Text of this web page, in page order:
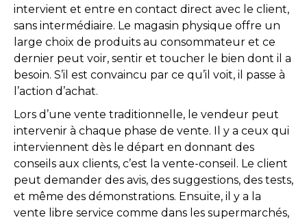
intervient et entre en contact direct avec le client,
sans intermédiaire. Le magasin physique offre un
large choix de produits au consommateur et ce
dernier peut voir, sentir et toucher le bien dont il a
besoin. S’il est convaincu par ce qu’il voit, il passe à
l’action d’achat.
Lors d’une vente traditionnelle, le vendeur peut
intervenir à chaque phase de vente. Il y a ceux qui
interviennent dès le départ en donnant des
conseils aux clients, c’est la vente-conseil. Le client
peut demander des avis, des suggestions, des tests,
et même des démonstrations. Ensuite, il y a la
vente libre service comme dans les supermarchés,